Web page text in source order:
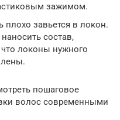
зажимом.
завьется в локон.
состав,
локоны нужного
пошаговое
волос современными